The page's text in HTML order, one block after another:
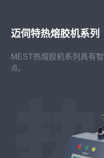
迈伺特热熔胶机系列
MEST热熔胶机系列具有智
点。